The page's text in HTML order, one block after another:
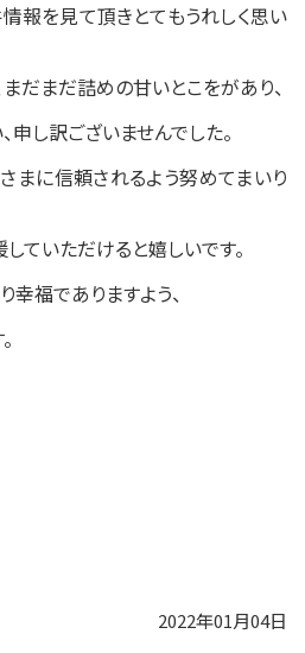
報を見て頂きとてもうれしく思い
まだまだ詰めの甘いとこをがあり、
申し訳ございませんでした。
まに信頼されるよう努めてまいり
ていただけると嬉しいです。
幸福でありますよう、
2022年01月04日